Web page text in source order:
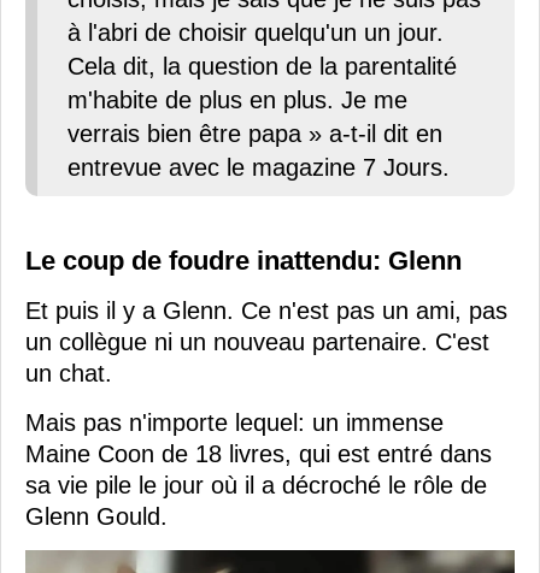
à l'abri de choisir quelqu'un un jour.
Cela dit, la question de la parentalité
m'habite de plus en plus. Je me
verrais bien être papa » a-t-il dit en
entrevue avec le magazine 7 Jours.
Le coup de foudre inattendu: Glenn
Et puis il y a Glenn. Ce n'est pas un ami, pas
un collègue ni un nouveau partenaire. C'est
un chat.
Mais pas n'importe lequel: un immense
Maine Coon de 18 livres, qui est entré dans
sa vie pile le jour où il a décroché le rôle de
Glenn Gould.